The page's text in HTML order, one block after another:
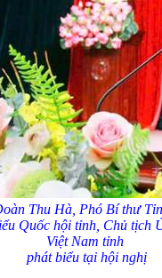
Thu Hà, Phó Bí thư
Quốc hội tỉnh, Chủ tịch
Việt Nam tỉnh
phát biểu tại hội nghị